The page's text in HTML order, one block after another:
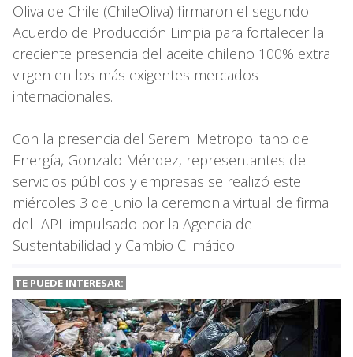
Oliva de Chile (ChileOliva) firmaron el segundo
Acuerdo de Producción Limpia para fortalecer la
creciente presencia del aceite chileno 100% extra
virgen en los más exigentes mercados
internacionales.
Con la presencia del Seremi Metropolitano de
Energía, Gonzalo Méndez, representantes de
servicios públicos y empresas se realizó este
miércoles 3 de junio la ceremonia virtual de firma
del APL impulsado por la Agencia de
Sustentabilidad y Cambio Climático.
TE PUEDE INTERESAR: